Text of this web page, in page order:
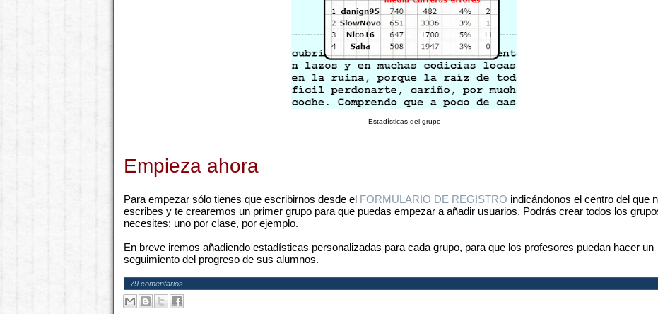
Estadísticas del grupo
Empieza ahora
Para empezar sólo tienes que escribirnos desde el FORMULARIO DE REGISTRO indicándonos el centro del que
escribes y te crearemos un primer grupo para que puedas empezar a añadir usuarios. Podrás crear todos los
necesites; uno por clase, por ejemplo.
En breve iremos añadiendo estadísticas personalizadas para cada grupo, para que los profesores puedan hacer un
seguimiento del progreso de sus alumnos.
| 79 comentarios